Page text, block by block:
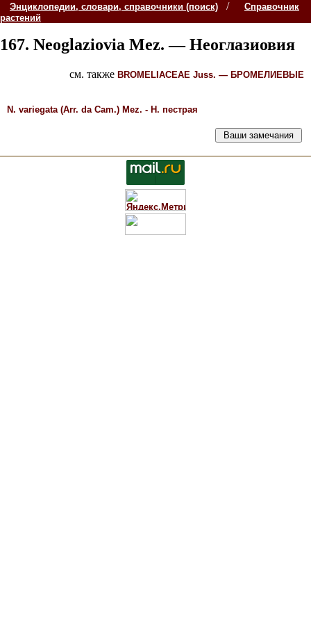
Энциклопедии, словари, справочники (поиск) /
Справочник
растений
167. Neoglaziovia Mez. —Неоглазиовия
см. также BROMELIACEAE Juss. — БРОМЕЛИЕВЫЕ
N. variegata (Arr. da Cam.) Mez. - Н. пестрая